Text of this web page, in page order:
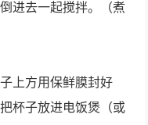
进去一起搅拌。（煮
上方用保鲜膜封好
杯子放进电饭煲（或